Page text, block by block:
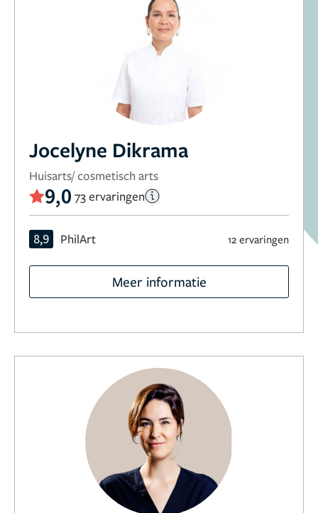
Jocelyne Dikrama
Huisarts/ cosmetisch arts
9,0 73 ervaringen
8,9 PhilArt 12 ervaringen
Meer informatie